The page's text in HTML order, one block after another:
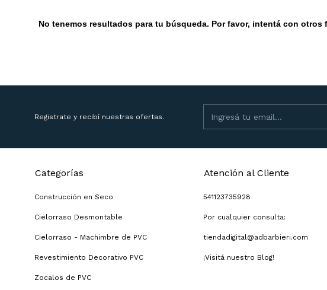
No tenemos resultados para tu búsqueda. Por favor, intentá con otros
Registrate y recibí nuestras ofertas.
Categorías
Construcción en Seco
Cielorraso Desmontable
Cielorraso - Machimbre de PVC
Revestimiento Decorativo PVC
Zocalos de PVC
Atención al Cliente
541123735928
Por cualquier consulta:
tiendadigital@adbarbieri.com
¡Visitá nuestro Blog!